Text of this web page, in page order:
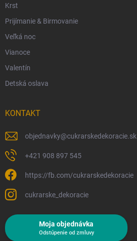
Krst
Prijímanie & Birmovanie
Veľká noc
Vianoce
Valentín
Detská oslava
KONTAKT
objednavky@cukrarskedekoracie.sk
+421 908 897 545
https://fb.com/cukrarskedekoracie
cukrarske_dekoracie
Moja objednávka
Odstúpenie od zmluvy